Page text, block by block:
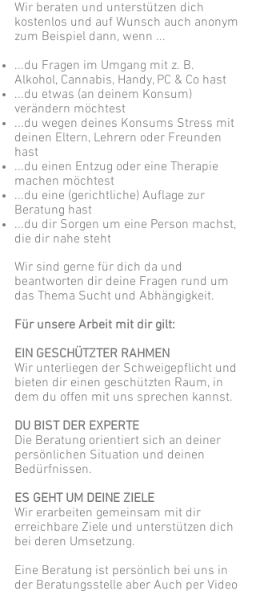
Wir beraten und unterstützen dich
kostenlos und auf Wunsch auch anonym
zum Beispiel dann, wenn ...
...du Fragen im Umgang mit z. B.
Alkohol, Cannabis, Handy, PC & Co hast
...du etwas (an deinem Konsum)
verändern möchtest
...du wegen deines Konsums Stress mit
deinen Eltern, Lehrern oder Freunden
hast
...du einen Entzug oder eine Therapie
machen möchtest
...du eine (gerichtliche) Auflage zur
Beratung hast
...du dir Sorgen um eine Person machst,
die dir nahe steht
Wir sind gerne für dich da und
beantworten dir deine Fragen rund um
das Thema Sucht und Abhängigkeit.
Für unsere Arbeit mit dir gilt:
EIN GESCHÜTZTER RAHMEN
Wir unterliegen der Schweigepflicht und
bieten dir einen geschützten Raum, in
dem du offen mit uns sprechen kannst.
DU BIST DER EXPERTE
Die Beratung orientiert sich an deiner
persönlichen Situation und deinen
Bedürfnissen.
ES GEHT UM DEINE ZIELE
Wir erarbeiten gemeinsam mit dir
erreichbare Ziele und unterstützen dich
bei deren Umsetzung.
Eine Beratung ist persönlich bei uns in
der Beratungsstelle aber Auch per Video